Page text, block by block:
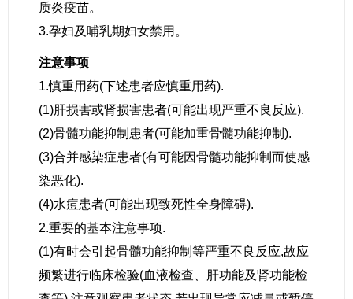
质炎疫苗。
3.孕妇及哺乳期妇女禁用。
注意事项
1.慎重用药(下述患者应慎重用药).
(1)肝损害或肾损害患者(可能出现严重不良反应).
(2)骨髓功能抑制患者(可能加重骨髓功能抑制).
(3)合并感染症患者(有可能因骨髓功能抑制而使感
染恶化).
(4)水痘患者(可能出现致死性全身障碍).
2.重要的基本注意事项.
(1)有时会引起骨髓功能抑制等严重不良反应,故应
频繁进行临床检验(血液检查、肝功能及肾功能检